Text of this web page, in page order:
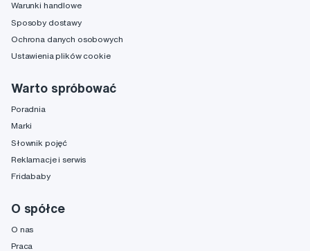
Warunki handlowe
Sposoby dostawy
Ochrona danych osobowych
Ustawienia plików cookie
Warto spróbować
Poradnia
Marki
Słownik pojęć
Reklamacje i serwis
Fridababy
O spółce
O nas
Praca